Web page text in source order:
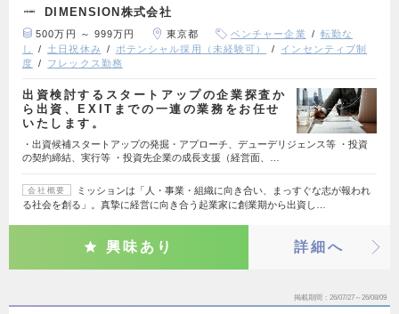
DIMENSION株式会社
500万円 ～ 999万円 東京都 ベンチャー企業
転勤な
し
土日祝休み ポテンシャル採用（未経験可）
インセンティブ制
度
フレックス勤務
出資検討するスタートアップの企業探査か
ら出資、EXITまでの一連の業務をお任せ
いたします。
・出資候補スタートアップの発掘・アプローチ、デューデリジェンス等 ・投資
の契約締結、実行等 ・投資先企業の成長支援（経営面、…
会社概要
ミッションは「人・事業・組織に向き合い、まっすぐな志が報われ
る社会を創る」。真摯に経営に向き合う起業家に創業期から出資し…
興味あり 詳細へ
掲載期間 26/07/27～26/08/09